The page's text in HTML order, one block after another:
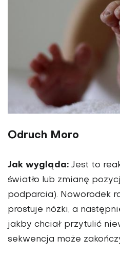
Odruch Moro
Jak wygląda: Jest to
światło lub zmianę
podparcia). Noworodek
prostuje nóżki, a
jakby chciał przytulić
sekwencja może